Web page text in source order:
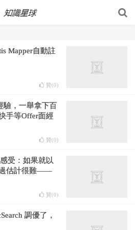
Mapper自動註
贊(0)
驗，一舉拿下百
手等Offer面經
贊(0)
受：如果就以
過估計很難——
贊(0)
調優了，